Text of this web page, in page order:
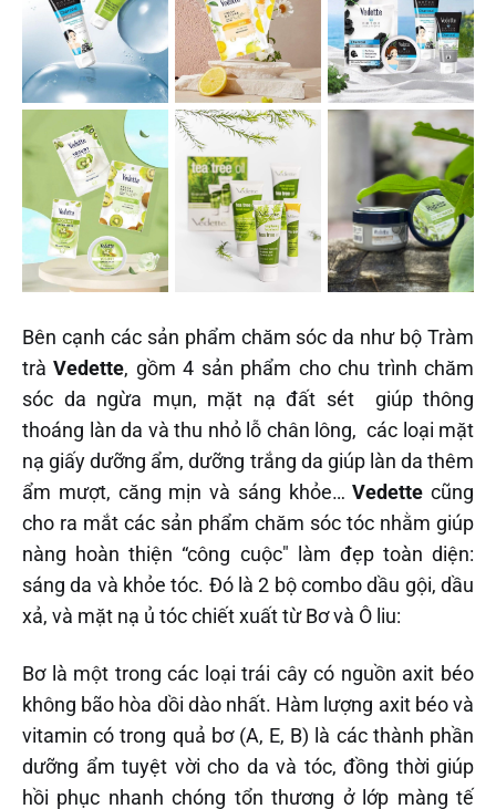
Bên cạnh các sản phẩm chăm sóc da như bộ Tràm
tràVedette, gồm 4 sản phẩm cho chu trình chăm
sóc da ngừa mụn, mặt nạ đất sét giúp thông
thoáng làn da và thu nhỏ lỗ chân lông, các loại mặt
nạ giấy dưỡng ẩm, dưỡng trắng da giúp làn da thêm
ẩm mượt, căng mịn và sáng khỏe…Vedette cũng
cho ra mắt các sản phẩm chăm sóc tóc nhằm giúp
nàng hoàn thiện “công cuộc" làm đẹp toàn diện:
sáng da và khỏe tóc. Đó là 2 bộ combo dầu gội, dầu
xả, và mặt nạ ủ tóc chiết xuất từ Bơ và Ô liu:
Bơ là một trong các loại trái cây có nguồn axit béo
không bão hòa dồi dào nhất. Hàm lượng axit béo và
vitamin có trong quả bơ (A, E, B) là các thành phần
dưỡng ẩm tuyệt vời cho da và tóc, đồng thời giúp
hồi phục nhanh chóng tổn thương ở lớp màng tế